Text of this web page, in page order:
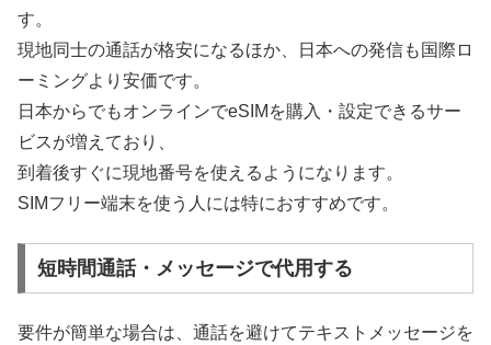
す。
現地同士の通話が格安になるほか、日本への発信も国際ロ
ーミングより安価です。
日本からでもオンラインでeSIMを購入・設定できるサー
ビスが増えており、
到着後すぐに現地番号を使えるようになります。
SIMフリー端末を使う人には特におすすめです。
短時間通話・メッセージで代用する
要件が簡単な場合は、通話を避けてテキストメッセージを